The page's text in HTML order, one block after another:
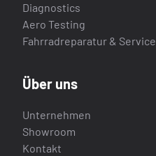
Diagnostics
Aero Testing
Fahrradreparatur & Service
Über uns
Unternehmen
Showroom
Kontakt